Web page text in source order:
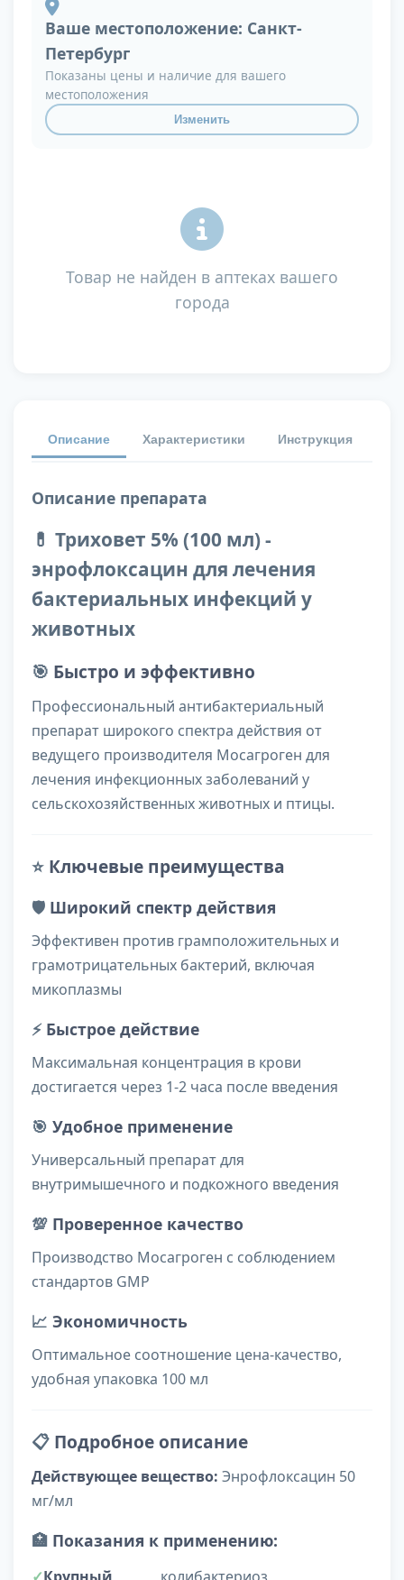
Ваше местоположение: Санкт-
Петербург
Показаны цены и наличие для вашего
местоположения
Изменить
Товар не найден в аптеках вашего
города
Описание Характеристики Инструкция
Описание препарата
💊 Триховет 5% (100 мл) -
энрофлоксацин для лечения
бактериальных инфекций у
животных
🎯 Быстро и эффективно
Профессиональный антибактериальный
препарат широкого спектра действия от
ведущего производителя Мосагроген для
лечения инфекционных заболеваний у
сельскохозяйственных животных и птицы.
⭐ Ключевые преимущества
🛡️ Широкий спектр действия
Эффективен против грамположительных и
грамотрицательных бактерий, включая
микоплазмы
⚡ Быстрое действие
Максимальная концентрация в крови
достигается через 1-2 часа после введения
🎯 Удобное применение
Универсальный препарат для
внутримышечного и подкожного введения
💯 Проверенное качество
Производство Мосагроген с соблюдением
стандартов GMP
📈 Экономичность
Оптимальное соотношение цена-качество,
удобная упаковка 100 мл
📋 Подробное описание
Действующее вещество: Энрофлоксацин 50
мг/мл
🏥 Показания к применению: